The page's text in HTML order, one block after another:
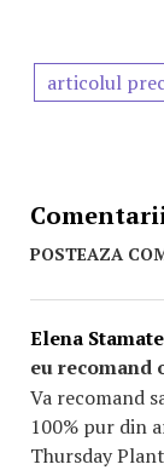
articolul
POSTEAZA
Elena Stamate
eu recomand
Va recomand
100% pur din
Thursday